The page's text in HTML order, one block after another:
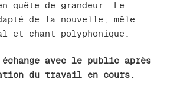
quête de grandeur. Le
de la nouvelle, mêle
et chant polyphonique.
échange avec le public après
du travail en cours.